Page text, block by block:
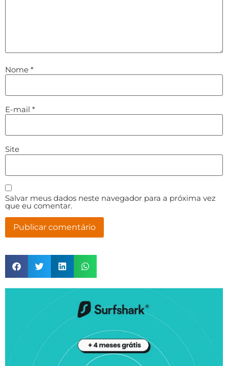
Nome *
E-mail *
Site
Salvar meus dados neste navegador para a próxima vez
que eu comentar.